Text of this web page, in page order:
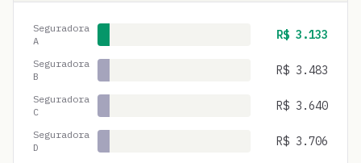
Seguradora
A
R$ 3.133
Seguradora
B
R$ 3.483
Seguradora
C
R$ 3.640
Seguradora
D
R$ 3.706